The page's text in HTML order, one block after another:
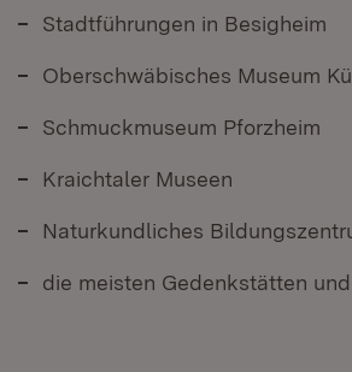
Stadtführungen in Besigheim
Oberschwäbisches Museum
Schmuckmuseum Pforzheim
Kraichtaler Museen
Naturkundliches
die meisten Gedenkstätten